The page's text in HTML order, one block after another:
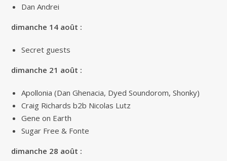
Dan Andrei
dimanche 14 août :
Secret guests
dimanche 21 août :
Apollonia (Dan Ghenacia, Dyed Soundorom, Shonky)
Craig Richards b2b Nicolas Lutz
Gene on Earth
Sugar Free & Fonte
dimanche 28 août :